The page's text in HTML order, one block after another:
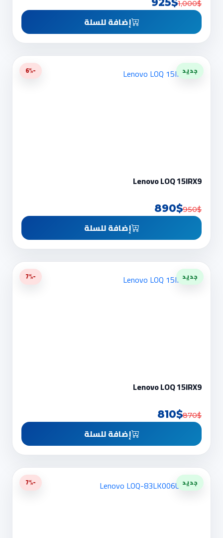
1,000$
إضافة للسلة
جديد -6%
Lenovo LOQ 15IRX9
950$
890$
إضافة للسلة
جديد -7%
Lenovo LOQ 15IRX9
870$
810$
إضافة للسلة
جديد -7%